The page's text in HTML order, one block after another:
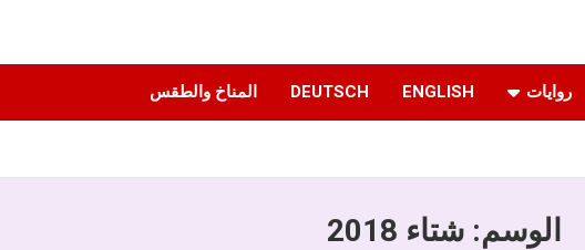
روايات ENGLISH
DEUTSCH المناخ والطقس
الوسم: شتاء 2018